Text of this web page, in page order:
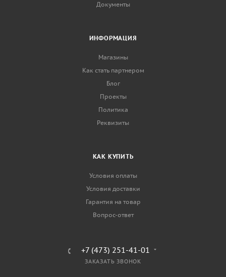
Документы
ИНФОРМАЦИЯ
Магазины
Как стать партнером
Блог
Проекты
Политика
Реквизиты
КАК КУПИТЬ
Условия оплаты
Условия доставки
Гарантия на товар
Вопрос-ответ
+7 (473) 251-41-01
ЗАКАЗАТЬ ЗВОНОК